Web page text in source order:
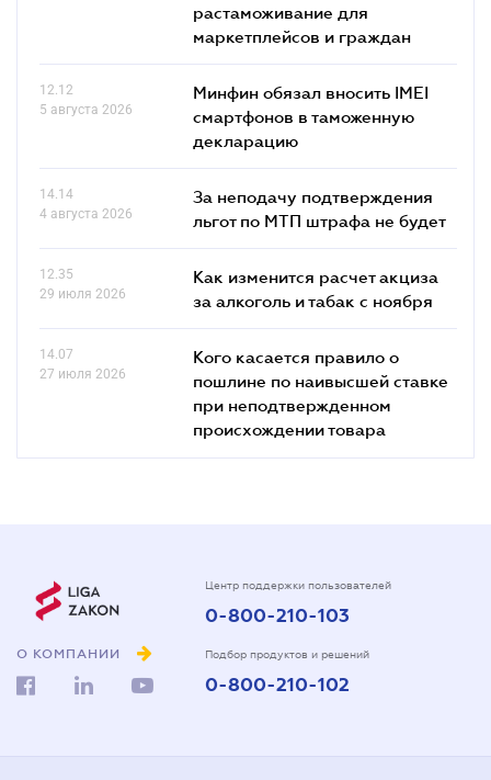
растаможивание для
маркетплейсов и граждан
12.12
5 августа 2026
Минфин обязал вносить IMEI
смартфонов в таможенную
декларацию
14.14
4 августа 2026
За неподачу подтверждения
льгот по МТП штрафа не будет
12.35
29 июля 2026
Как изменится расчет акциза
за алкоголь и табак с ноября
14.07
27 июля 2026
Кого касается правило о
пошлине по наивысшей ставке
при неподтвержденном
происхождении товара
О КОМПАНИИ
Центр поддержки пользователей
0-800-210-103
Подбор продуктов и решений
0-800-210-102